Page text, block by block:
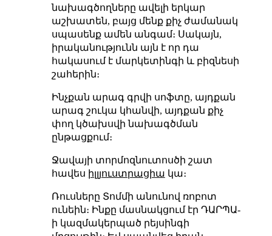
նախագծողները ավելի երկար
աշխատեն, բայց մենք քիչ ժամանակ
սպասենք ամեն անգամ։ Սակայն,
իրականությունն այն է որ դա
հակասում է մարկետինգի և բիզնեսի
շահերին։
Ինչքան արագ գրվի սոֆտը, այդքան
արագ շուկա կհանվի, այդքան քիչ
փող կծախսվի նախագծման
ընթացքում։
Ջավայի տորմոզնուտոսծի շատ
հավես իլլյուստրացիա կա։
Ռուսները Տոմմի անունով ռոբոտ
ունեին։ Ինքը մասնակցում էր ԴԱՐՊԱ-
ի կազմակերպած րեյսինգի